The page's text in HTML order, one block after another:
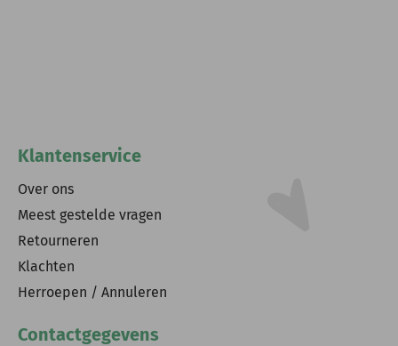
Klantenservice
Over ons
Meest gestelde vragen
Retourneren
Klachten
Herroepen / Annuleren
Contactgegevens